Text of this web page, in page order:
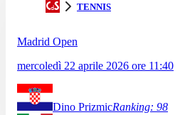
TENNIS
Madrid Open
mercoledì 22 aprile 2026 ore 11:40
Dino PrizmicRanking: 98